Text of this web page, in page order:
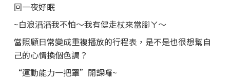
回一夜好眠
~白浪滔滔我不怕～我有健走杖來當腳ㄚ～
當照顧日常變成重複播放的行程表，是不是也很想幫自
己的心情換個色調？
“運動能力一把罩”開課囉~